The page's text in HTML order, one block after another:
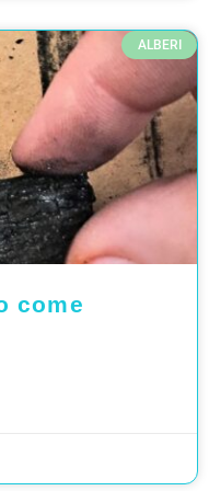
ALBERI
come